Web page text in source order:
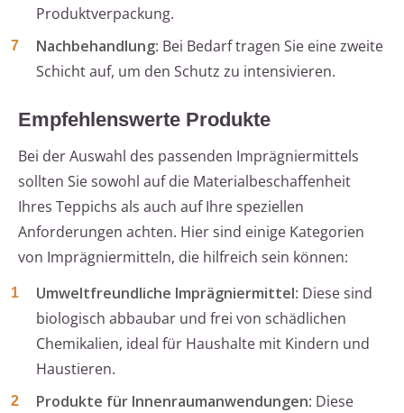
Produktverpackung.
Nachbehandlung: Bei Bedarf tragen Sie eine zweite
Schicht auf, um den Schutz zu intensivieren.
Empfehlenswerte Produkte
Bei der Auswahl des passenden Imprägniermittels
sollten Sie sowohl auf die Materialbeschaffenheit
Ihres Teppichs als auch auf Ihre speziellen
Anforderungen achten. Hier sind einige Kategorien
von Imprägniermitteln, die hilfreich sein können:
Umweltfreundliche Imprägniermittel: Diese sind
biologisch abbaubar und frei von schädlichen
Chemikalien, ideal für Haushalte mit Kindern und
Haustieren.
Produkte für Innenraumanwendungen: Diese